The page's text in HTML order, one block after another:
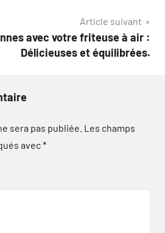
Article suivant
avec votre friteuse à air :
Délicieuses et équilibrées.
sera pas publiée. Les champs
avec*